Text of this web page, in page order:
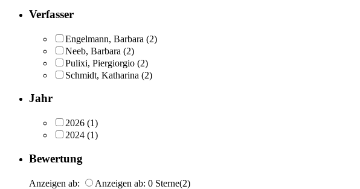
Verfasser
Engelmann, Barbara (2)
Neeb, Barbara (2)
Pulixi, Piergiorgio (2)
Schmidt, Katharina (2)
Jahr
2026 (1)
2024 (1)
Bewertung
Anzeigen ab: Anzeigen ab: 0 Sterne(2)